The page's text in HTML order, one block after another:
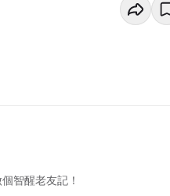
智醒老友記！